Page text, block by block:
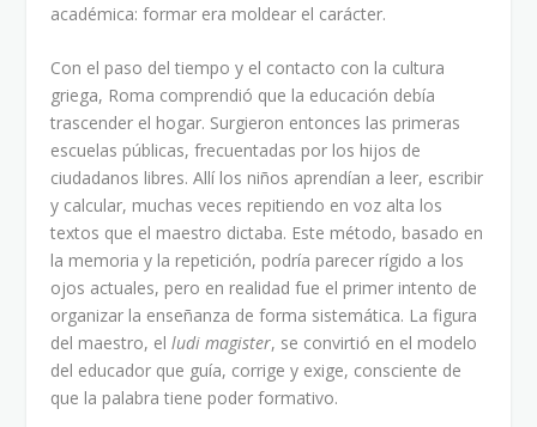
académica: formar era moldear el carácter.
Con el paso del tiempo y el contacto con la cultura
griega, Roma comprendió que la educación debía
trascender el hogar. Surgieron entonces las primeras
escuelas públicas, frecuentadas por los hijos de
ciudadanos libres. Allí los niños aprendían a leer, escribir
y calcular, muchas veces repitiendo en voz alta los
textos que el maestro dictaba. Este método, basado en
la memoria y la repetición, podría parecer rígido a los
ojos actuales, pero en realidad fue el primer intento de
organizar la enseñanza de forma sistemática. La figura
del maestro, elludi magister, se convirtió en el modelo
del educador que guía, corrige y exige, consciente de
que la palabra tiene poder formativo.